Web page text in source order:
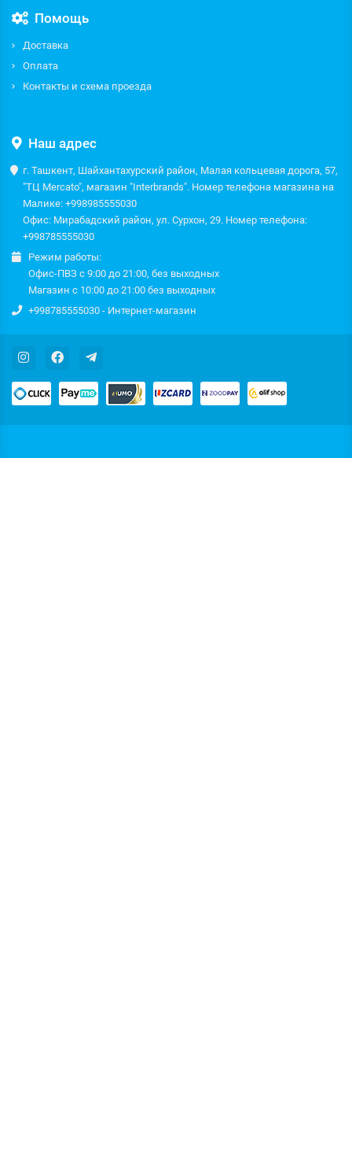
Помощь
Доставка
Оплата
Контакты и схема проезда
Наш адрес
г. Ташкент, Шайхантахурский район, Малая кольцевая дорога, 57,
"ТЦ Mercato", магазин "Interbrands". Номер телефона магазина на
Малике: +998985555030
Офис: Мирабадский район, ул. Сурхон, 29. Номер телефона:
+998785555030
Режим работы:
Офис-ПВЗ с 9:00 до 21:00, без выходных
Магазин с 10:00 до 21:00 без выходных
+998785555030 - Интернет-магазин